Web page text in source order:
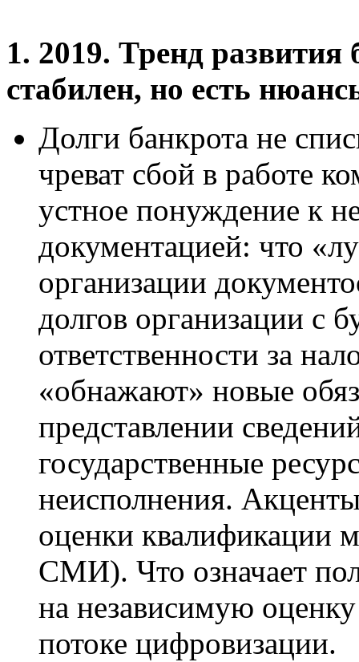
1. 2019. Тренд развития
стабилен, но есть
Долги банкрота не
чреват сбой в работе
устное понуждение к
документацией: что
организации
долгов организации с
ответственности за
«обнажают» новые
представлении
государственные
неисполнения.
оценки квалификации
СМИ). Что означает
на независимую
потоке цифровизации.